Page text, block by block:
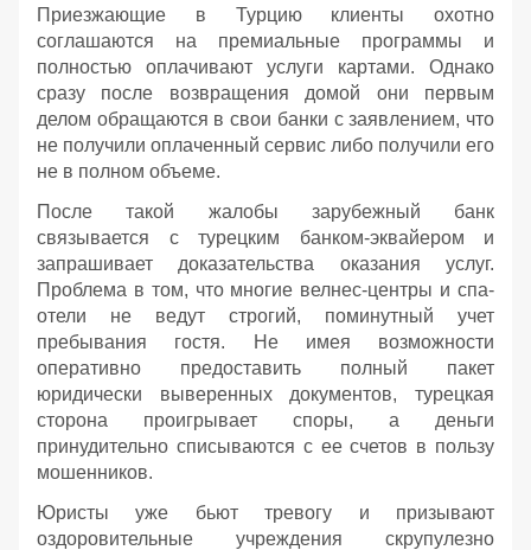
Приезжающие в Турцию клиенты охотно
соглашаются на премиальные программы и
полностью оплачивают услуги картами. Однако
сразу после возвращения домой они первым
делом обращаются в свои банки с заявлением, что
не получили оплаченный сервис либо получили его
не в полном объеме.
После такой жалобы зарубежный банк
связывается с турецким банком-эквайером и
запрашивает доказательства оказания услуг.
Проблема в том, что многие велнес-центры и спа-
отели не ведут строгий, поминутный учет
пребывания гостя. Не имея возможности
оперативно предоставить полный пакет
юридически выверенных документов, турецкая
сторона проигрывает споры, а деньги
принудительно списываются с ее счетов в пользу
мошенников.
Юристы уже бьют тревогу и призывают
оздоровительные учреждения скрупулезно